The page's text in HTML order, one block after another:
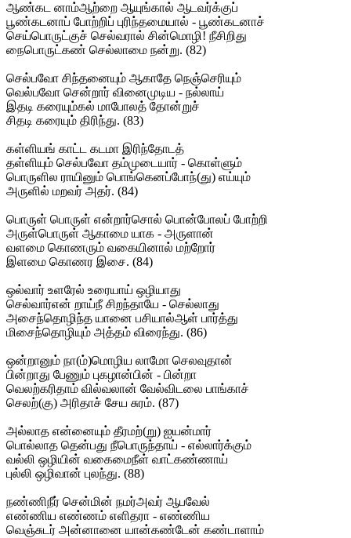
ஆண்கட னாம்ஆற்றை ஆயுங்கால் ஆடவர்க்குப்
பூண்கடனாப் போற்றிப் புரிந்தமையால் - பூண்கடனாச்
செய்பொருட்குச் செல்வரால் சின்மொழி! நீசிறிது
நைபொருட்கண் செல்லாமை நன்று. (82)
செல்பவோ சிந்தனையும் ஆகாதே நெஞ்செரியும்
வெல்பவோ சென்றார் வினைமுடிய - நல்லாய்
இதடி கரையும்கல் மாபோலத் தோன்றுச்
சிதடி கரையும் திரிந்து. (83)
கள்ளியங் காட்ட கடமா இரிந்தோடத்
தள்ளியும் செல்பவோ தம்முடையார் - கொள்ளும்
பொருளில ராயினும் பொங்கெனப்போந்(து) எய்யும்
அருளில் மறவர் அதர். (84)
பொருள் பொருள் என்றார்சொல் பொன்போலப் போற்றி
அருள்பொருள் ஆகாமை யாக - அருளான்
வளமை கொணரும் வகையினால் மற்றோர்
இளமை கொணர இசை. (84)
ஒல்வார் உளரேல் உரையாய் ஒழியாது
செல்வார்என் றாய்நீ சிறந்தாயே - செல்லாது
அசைந்தொழிந்த யானை பசியால்ஆள் பார்த்து
மிசைந்தொழியும் அத்தம் விரைந்து. (86)
ஒன்றானும் நா(ம்)மொழிய லாமோ செலவுதான்
பின்றாது பேணும் புகழான்பின் - பின்றா
வெலற்கரிதாம் வில்வலான் வேல்விடலை பாங்காச்
செலற்(கு) அரிதாச் சேய சுரம். (87)
அல்லாத என்னையும் தீரமற்(று) ஐயன்மார்
பொல்லாத தென்பது நீபொருந்தாய் - எல்லார்க்கும்
வல்லி ஒழியின் வகைமைநீள் வாட்கண்ணாய்
புல்லி ஒழிவான் புலந்து. (88)
நண்ணிநீர் சென்மின் நமர்அவர் ஆபவேல்
எண்ணிய எண்ணம் எளிதரா - எண்ணிய
வெஞ்சுடர் அன்னானை யான்கண்டேன் கண்டாளாம்